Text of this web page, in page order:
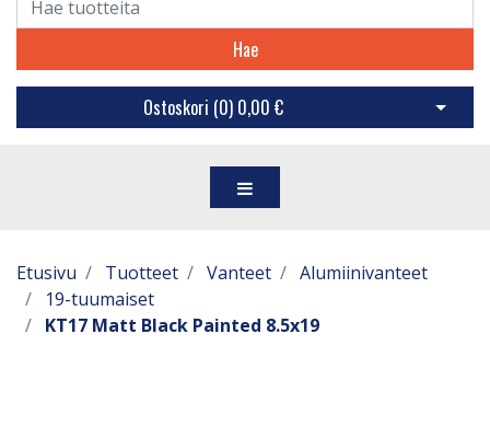
Hae
Ostoskori (0) 0,00 € Avaa
Etusivu Tuotteet Vanteet
Alumiinivanteet
19-tuumaiset
KT17 Matt Black Painted 8.5x19